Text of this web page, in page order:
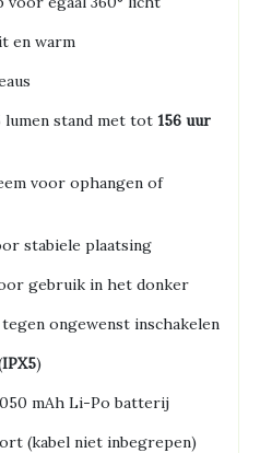
en warm
stand met tot 156 uur
voor ophangen of
stabiele plaatsing
gebruik in het donker
ongewenst inschakelen
IPX5)
mAh Li-Po batterij
(kabel niet inbegrepen)